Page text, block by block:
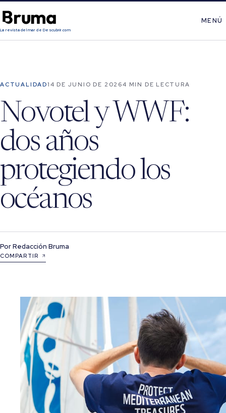
La revista del mar de Descubrir.com
MENÚ
ACTUALIDAD14 DE JUNIO DE 20264 MIN DE LECTURA
Novotel y WWF:
dos años
protegiendo los
océanos
PorRedacción Bruma
COMPARTIR